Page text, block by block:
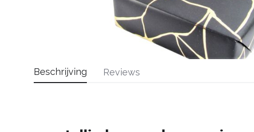
Beschrijving Reviews